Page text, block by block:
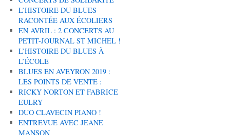
L’HISTOIRE DU BLUES
RACONTÉE AUX ÉCOLIERS
EN AVRIL : 2 CONCERTS AU
PETIT-JOURNAL ST MICHEL !
L’HISTOIRE DU BLUES À
L’ÉCOLE
BLUES EN AVEYRON 2019 :
LES POINTS DE VENTE :
RICKY NORTON ET FABRICE
EULRY
DUO CLAVECIN PIANO !
ENTREVUE AVEC JEANE
MANSON